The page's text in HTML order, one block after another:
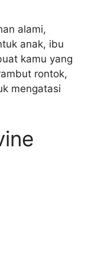
alami,
anak, ibu
kamu yang
rontok,
mengatasi